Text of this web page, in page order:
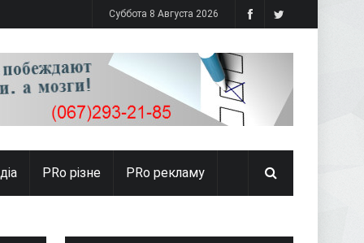
Суббота 8 Августа 2026
PRо різне PRo рекламу